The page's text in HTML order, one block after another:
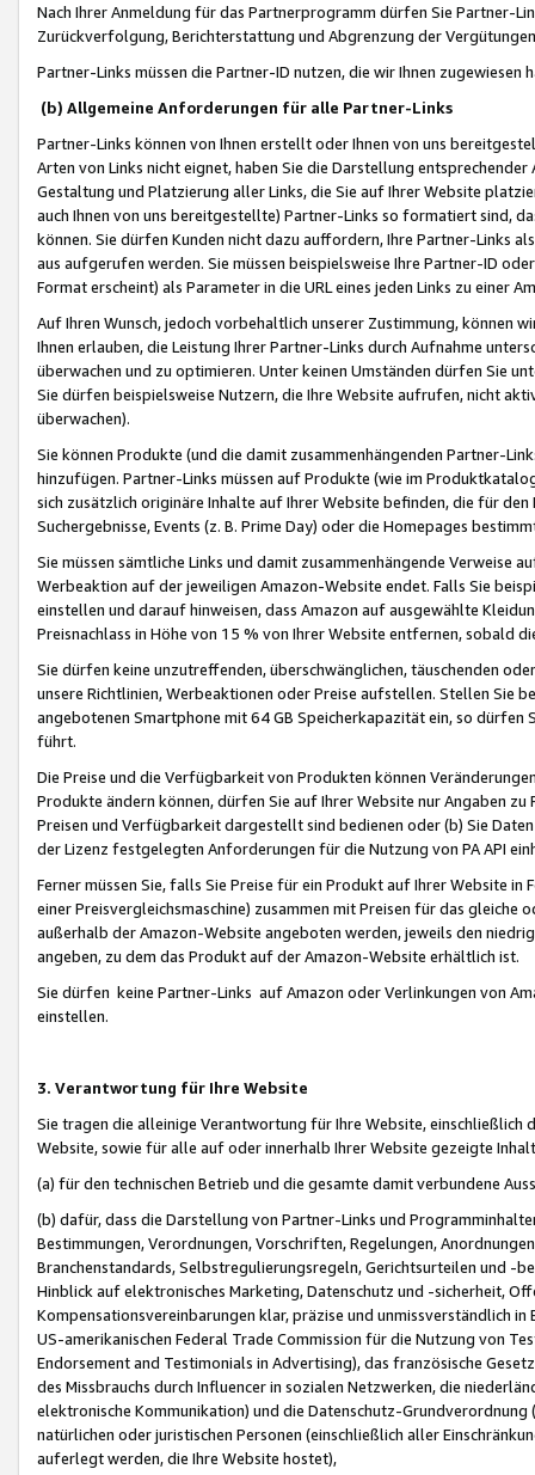
Nach Ihrer Anmeldung für das Partnerprogramm dürfen Sie Partner-
Zurückverfolgung, Berichterstattung und Abgrenzung der
Partner-Links müssen die Partner-ID nutzen, die wir Ihnen zugewiesen
(b) Allgemeine Anforderungen für alle Partner-Links
Partner-Links können von Ihnen erstellt oder Ihnen von uns
Arten von Links nicht eignet, haben Sie die Darstellung
Gestaltung und Platzierung aller Links, die Sie auf Ihrer Website
auch Ihnen von uns bereitgestellte) Partner-Links so formatiert sind,
können. Sie dürfen Kunden nicht dazu auffordern, Ihre Partner-Links
aus aufgerufen werden. Sie müssen beispielsweise Ihre Partner-ID
Format erscheint) als Parameter in die URL eines jeden Links zu einer
Auf Ihren Wunsch, jedoch vorbehaltlich unserer Zustimmung, können
Ihnen erlauben, die Leistung Ihrer Partner-Links durch Aufnahme
überwachen und zu optimieren. Unter keinen Umständen dürfen Sie
Sie dürfen beispielsweise Nutzern, die Ihre Website aufrufen, nicht
überwachen).
Sie können Produkte (und die damit zusammenhängenden Partner-
hinzufügen. Partner-Links müssen auf Produkte (wie im
sich zusätzlich originäre Inhalte auf Ihrer Website befinden, die für
Suchergebnisse, Events (z. B. Prime Day) oder die Homepages
Sie müssen sämtliche Links und damit zusammenhängende
Werbeaktion auf der jeweiligen Amazon-Website endet. Falls Sie
einstellen und darauf hinweisen, dass Amazon auf ausgewählte
Preisnachlass in Höhe von 15 % von Ihrer Website entfernen, sobald
Sie dürfen keine unzutreffenden, überschwänglichen, täuschenden
unsere Richtlinien, Werbeaktionen oder Preise aufstellen. Stellen Sie
angebotenen Smartphone mit 64 GB Speicherkapazität ein, so dürfen
führt.
Die Preise und die Verfügbarkeit von Produkten können
Produkte ändern können, dürfen Sie auf Ihrer Website nur Angaben
Preisen und Verfügbarkeit dargestellt sind bedienen oder (b) Sie
der Lizenz festgelegten Anforderungen für die Nutzung von PA API
Ferner müssen Sie, falls Sie Preise für ein Produkt auf Ihrer Website
einer Preisvergleichsmaschine) zusammen mit Preisen für das
außerhalb der Amazon-Website angeboten werden, jeweils den
angeben, zu dem das Produkt auf der Amazon-Website erhältlich ist.
Sie dürfen keine Partner-Links auf Amazon oder Verlinkungen von
einstellen.
3. Verantwortung für Ihre Website
Sie tragen die alleinige Verantwortung für Ihre Website,
Website, sowie für alle auf oder innerhalb Ihrer Website gezeigte
(a) für den technischen Betrieb und die gesamte damit verbundene
(b) dafür, dass die Darstellung von Partner-Links und
Bestimmungen, Verordnungen, Vorschriften, Regelungen,
Branchenstandards, Selbstregulierungsregeln, Gerichtsurteilen und -
Hinblick auf elektronisches Marketing, Datenschutz und -sicherheit,
Kompensationsvereinbarungen klar, präzise und unmissverständlich
US-amerikanischen Federal Trade Commission für die Nutzung von
Endorsement and Testimonials in Advertising), das französische
des Missbrauchs durch Influencer in sozialen Netzwerken, die
elektronische Kommunikation) und die Datenschutz-
natürlichen oder juristischen Personen (einschließlich aller
auferlegt werden, die Ihre Website hostet),